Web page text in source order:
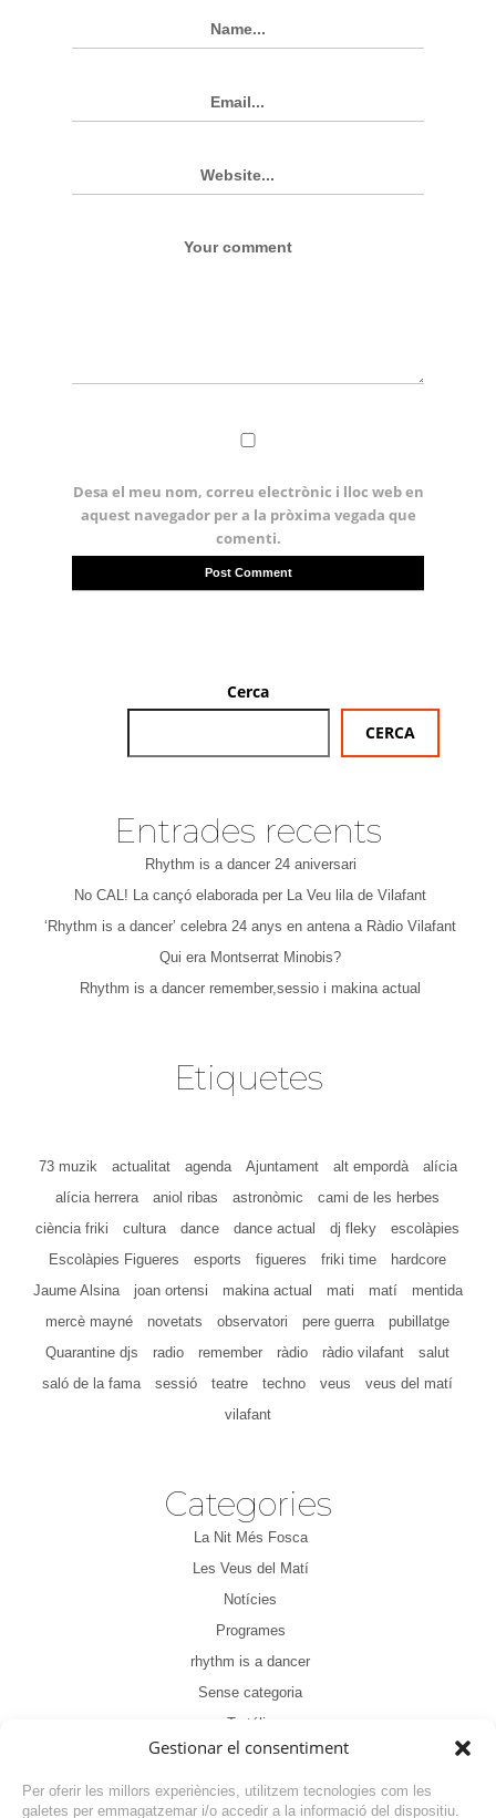
Gestionar el consentiment
Per oferir les millors experiències, utilitzem tecnologies com les
galetes per emmagatzemar i/o accedir a la informació del dispositiu.
Desa el meu nom, correu electrònic i lloc web en
aquest navegador per a la pròxima vegada que
comenti.
Cerca
CERCA
Entrades recents
Rhythm is a dancer 24 aniversari
No CAL! La cançó elaborada per La Veu lila de Vilafant
‘Rhythm is a dancer’ celebra 24 anys en antena a Ràdio Vilafant
Qui era Montserrat Minobis?
Rhythm is a dancer remember,sessio i makina actual
Etiquetes
73 muzik actualitat agenda Ajuntament alt empordà
alícia
alícia herrera
aniol ribas astronòmic
cami de les herbes
ciència friki
cultura dance dance actual dj fleky
escolàpies
Escolàpies Figueres
esports figueres friki time
hardcore
Jaume Alsina
joan ortensi makina actual mati matí
mentida
mercè mayné
novetats observatori pere guerra
pubillatge
Quarantine djs
radio remember ràdio ràdio vilafant
salut
saló de la fama
sessió teatre techno veus
veus del matí
vilafant
Categories
La Nit Més Fosca
Les Veus del Matí
Notícies
Programes
rhythm is a dancer
Sense categoria
Tertúlia